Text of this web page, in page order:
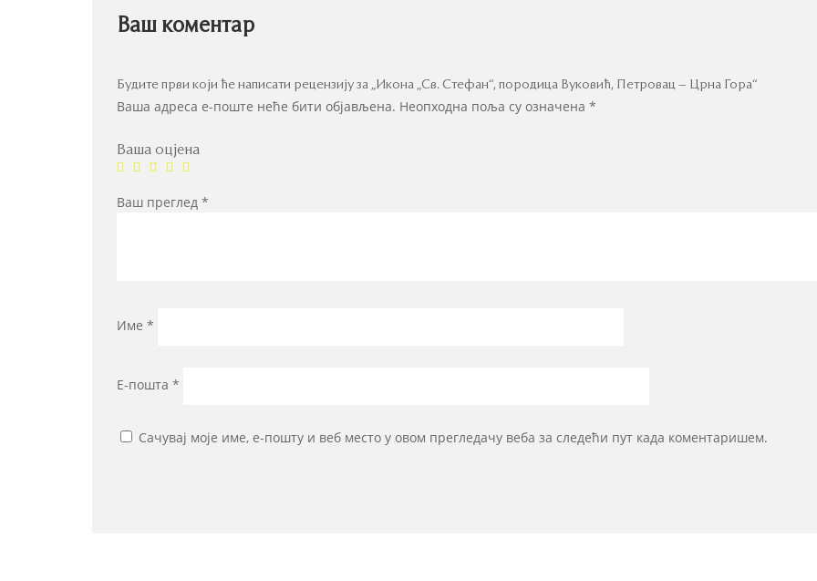
Ваш коментар
Будите први који ће написати рецензију за „Икона „Св. Стефан“, породица Вуковић, Петровац – Црна Гора“
Ваша адреса е-поште неће бити објављена. Неопходна поља су означена *
Ваша оцјена
Ваш преглед *
Име *
Е-пошта *
Сачувај моје име, е-пошту и веб место у овом прегледачу веба за следећи пут када коментаришем.